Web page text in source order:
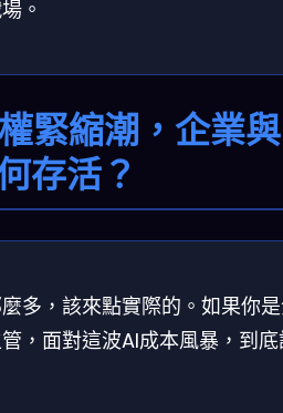
。
緊縮潮，企業
存活？
多，該來點實際的。如果你
，面對這波AI成本風暴，到